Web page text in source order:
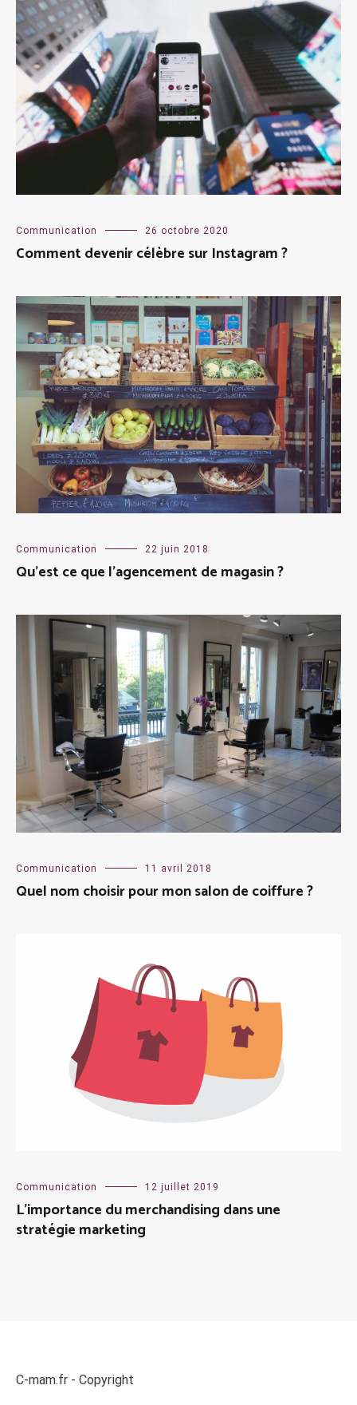
Communication 26 octobre 2020
Comment devenir célèbre sur Instagram ?
Communication 22 juin 2018
Qu’est ce que l’agencement de magasin ?
Communication 11 avril 2018
Quel nom choisir pour mon salon de coiffure ?
Communication 12 juillet 2019
L’importance du merchandising dans une
stratégie marketing
C-mam.fr - Copyright